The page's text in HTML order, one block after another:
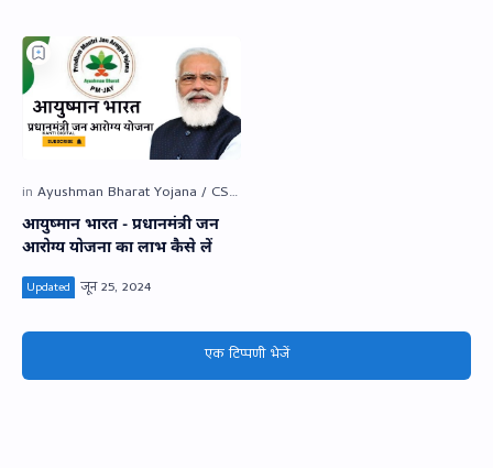
आयुष्‍मान भारत - प्रधानमंत्री जन
आरोग्‍य योजना का लाभ कैसे लें
एक टिप्पणी भेजें